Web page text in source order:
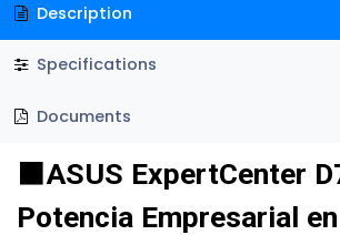
Description
Specifications
Documents
⬛ASUS ExpertCenter
Potencia Empresarial